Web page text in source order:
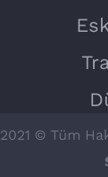
2021 © Tüm